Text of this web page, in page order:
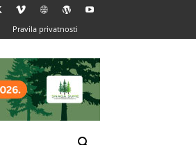
Pravila privatnosti